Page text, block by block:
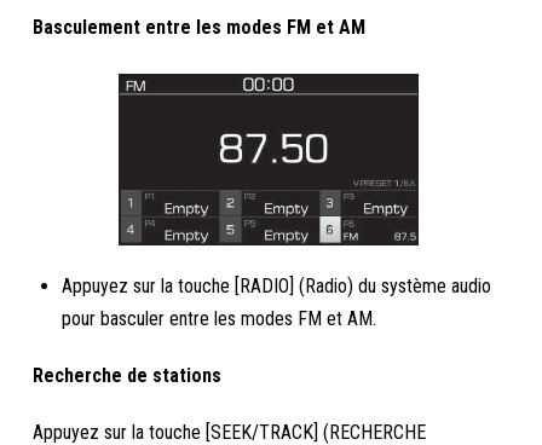
Basculement entre les modes FM et AM
Appuyez sur la touche [RADIO] (Radio) du système audio
pour basculer entre les modes FM et AM.
Recherche de stations
Appuyez sur la touche [SEEK/TRACK] (RECHERCHE